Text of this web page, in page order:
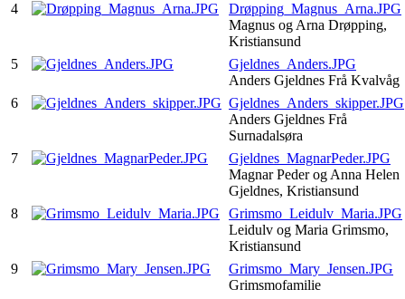
4
Drøpping_Magnus_Arna.JPG
Magnus og Arna Drøpping,
Kristiansund
5
Gjeldnes_Anders.JPG
Anders Gjeldnes Frå Kvalvåg
6
Gjeldnes_Anders_skipper.JPG
Anders Gjeldnes Frå
Surnadalsøra
7
Gjeldnes_MagnarPeder.JPG
Magnar Peder og Anna Helen
Gjeldnes, Kristiansund
8
Grimsmo_Leidulv_Maria.JPG
Leidulv og Maria Grimsmo,
Kristiansund
9
Grimsmo_Mary_Jensen.JPG
Grimsmofamilie